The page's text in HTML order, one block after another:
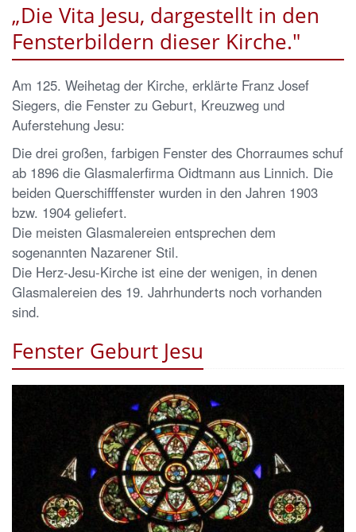
„Die Vita Jesu, dargestellt in den
Fensterbildern dieser Kirche."
Am 125. Weihetag der Kirche, erklärte Franz Josef
Siegers, die Fenster zu Geburt, Kreuzweg und
Auferstehung Jesu:
Die drei großen, farbigen Fenster des Chorraumes schuf
ab 1896 die Glasmalerfirma Oidtmann aus Linnich. Die
beiden Querschifffenster wurden in den Jahren 1903
bzw. 1904 geliefert.
Die meisten Glasmalereien entsprechen dem
sogenannten Nazarener Stil.
Die Herz-Jesu-Kirche ist eine der wenigen, in denen
Glasmalereien des 19. Jahrhunderts noch vorhanden
sind.
Fenster Geburt Jesu